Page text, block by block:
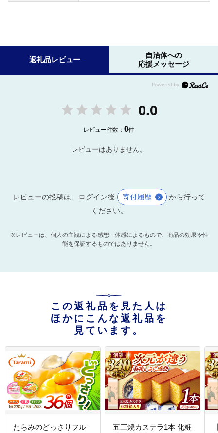
返礼品レビュー
自治体への
応援メッセージ
0.0
レビュー件数：0件
レビューはありません。
レビューの投稿は、ログイン後 寄付履歴
から行って
ください。
※レビューは、個人の主観による感想・体感によるもので、商品の効果や性
能を保証するものではありません。
この返礼品を見た人は
ほかにこんな返礼品を
見ています。
たらみのどっさりフル
五三焼カステラ1本 化粧